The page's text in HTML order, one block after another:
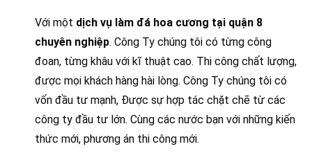
Với một dịch vụ làm đá hoa cương tại quận 8
chuyên nghiệp. Công Ty chúng tôi có từng công
đoan, từng khâu với kĩ thuật cao. Thi công chất lượng,
được mọi khách hàng hài lòng. Công Ty chúng tôi có
vốn đầu tư mạnh, Được sự hợp tác chặt chẽ từ các
công ty đầu tư lớn. Cùng các nước bạn với những kiến
thức mới, phương án thi công mới.